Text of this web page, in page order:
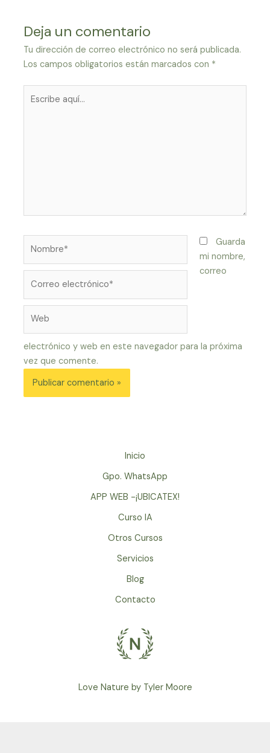
Deja un comentario
Tu dirección de correo electrónico no será publicada.
Los campos obligatorios están marcados con *
aquí...
electrónico*
Guarda
mi nombre,
correo
electrónico y web en este navegador para la próxima
vez que comente.
Inicio
Gpo. WhatsApp
APP WEB -¡UBICATEX!
Curso IA
Otros Cursos
Servicios
Blog
Contacto
Love Nature by Tyler Moore